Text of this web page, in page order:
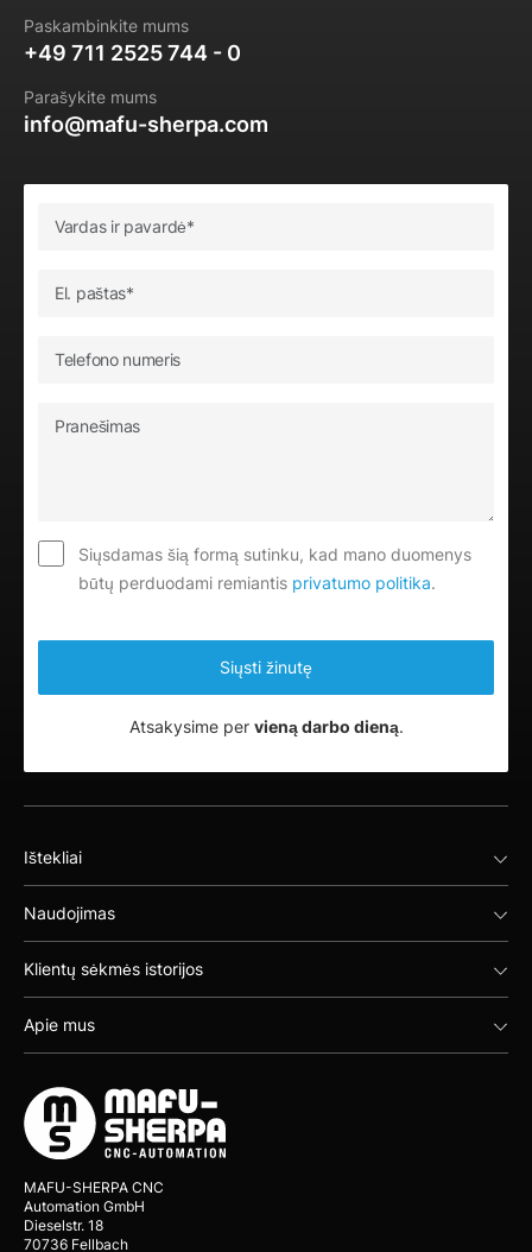
Paskambinkite mums
+49 711 2525 744 - 0
Parašykite mums
info@mafu-sherpa.com
Siųsdamas šią formą sutinku, kad mano duomenys
būtų perduodami remiantis privatumo politika.
Atsakysime per vieną darbo dieną.
Ištekliai
Naudojimas
Klientų sėkmės istorijos
Apie mus
MAFU-SHERPA CNC
Automation GmbH
Dieselstr. 18
70736 Fellbach